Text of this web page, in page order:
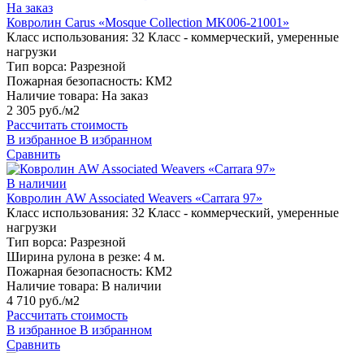
На заказ
Ковролин Carus «Mosque Collection MK006-21001»
Класс использования: 32 Класс - коммерческий, умеренные
нагрузки
Тип ворса: Разрезной
Пожарная безопасность: КМ2
Наличие товара: На заказ
2 305 руб./м2
Рассчитать стоимость
В избранное В избранном
Сравнить
В наличии
Ковролин AW Associated Weavers «Carrara 97»
Класс использования: 32 Класс - коммерческий, умеренные
нагрузки
Тип ворса: Разрезной
Ширина рулона в резке: 4 м.
Пожарная безопасность: КМ2
Наличие товара: В наличии
4 710 руб./м2
Рассчитать стоимость
В избранное В избранном
Сравнить